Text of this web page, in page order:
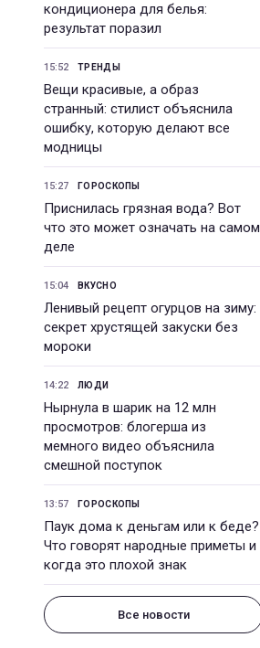
кондиционера для белья:
результат поразил
15:52 ТРЕНДЫ
Вещи красивые, а образ
странный: стилист объяснила
ошибку, которую делают все
модницы
15:27 ГОРОСКОПЫ
Приснилась грязная вода? Вот
что это может означать на самом
деле
15:04 ВКУСНО
Ленивый рецепт огурцов на зиму:
секрет хрустящей закуски без
мороки
14:22 ЛЮДИ
Нырнула в шарик на 12 млн
просмотров: блогерша из
мемного видео объяснила
смешной поступок
13:57 ГОРОСКОПЫ
Паук дома к деньгам или к беде?
Что говорят народные приметы и
когда это плохой знак
Все новости